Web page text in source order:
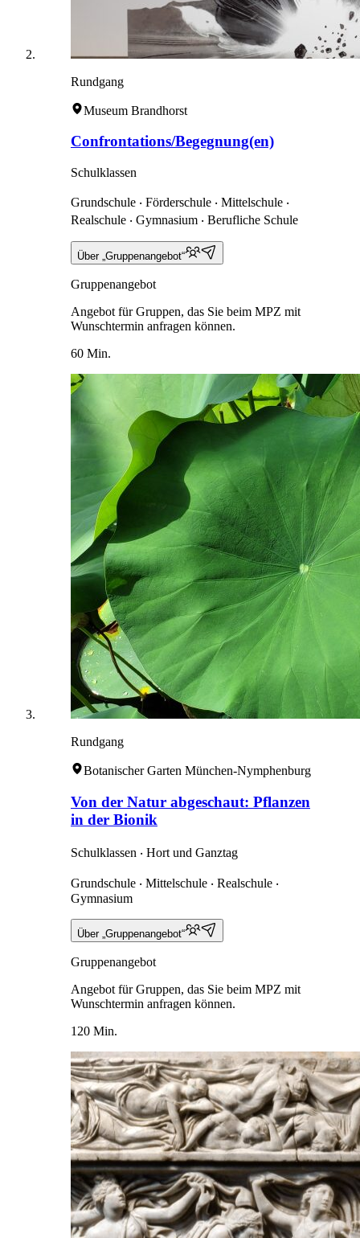
Rundgang
Museum Brandhorst
Confrontations/Begegnung(en)
Schulklassen
Grundschule ‧ Förderschule ‧ Mittelschule ‧
Realschule ‧ Gymnasium ‧ Berufliche Schule
Über „Gruppenangebot“
Gruppenangebot
Angebot für Gruppen, das Sie beim MPZ mit
Wunschtermin anfragen können.
60 Min.
Rundgang
Botanischer Garten München-Nymphenburg
Von der Natur abgeschaut: Pflanzen
in der Bionik
Schulklassen ‧ Hort und Ganztag
Grundschule ‧ Mittelschule ‧ Realschule ‧
Gymnasium
Über „Gruppenangebot“
Gruppenangebot
Angebot für Gruppen, das Sie beim MPZ mit
Wunschtermin anfragen können.
120 Min.